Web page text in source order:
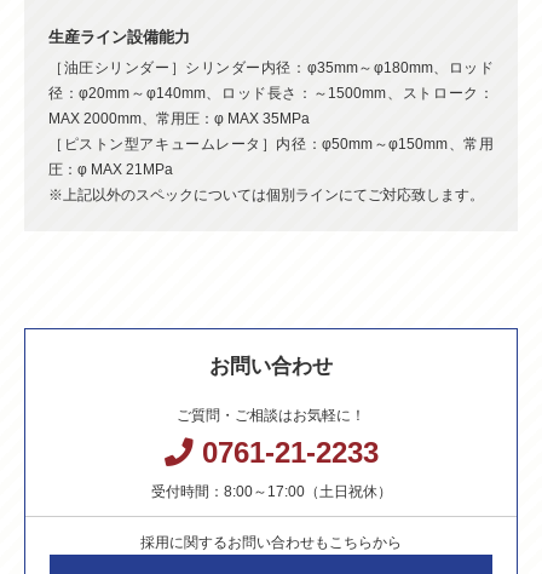
生産ライン設備能力
［油圧シリンダー］シリンダー内径：φ35mm～φ180mm、ロッド
径：φ20mm～φ140mm、ロッド長さ：～1500mm、ストローク：
MAX 2000mm、常用圧：φ MAX 35MPa
［ピストン型アキュームレータ］内径：φ50mm～φ150mm、常用
圧：φ MAX 21MPa
※上記以外のスペックについては個別ラインにてご対応致します。
お問い合わせ
ご質問・ご相談はお気軽に！
0761-21-2233
受付時間：8:00～17:00（土日祝休）
採用に関するお問い合わせもこちらから